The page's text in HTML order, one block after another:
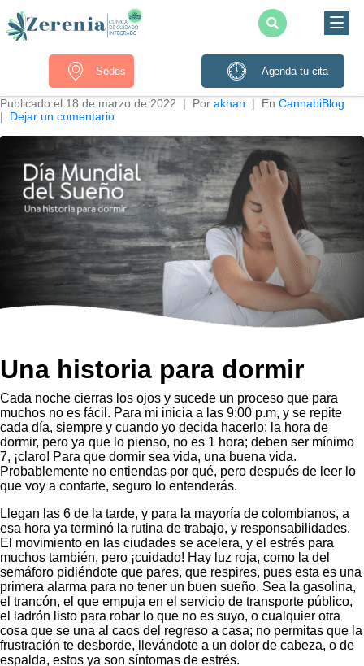
Sedes Agenda tu cita
Publicado el 18 de marzo de 2022 Por akhan En CannabiBlog
Dejar un comentario
Una historia para dormir
Cada noche cierras los ojos y sucede un proceso que para
muchos no es fácil. Para mi inicia a las 9:00 p.m, y se repite
cada día, siempre y cuando yo decida hacerlo: la hora de
dormir, pero ya que lo pienso, no es 1 hora; deben ser mínimo
7, ¡claro! Para que dormir sea vida, una buena vida.
Probablemente no entiendas por qué, pero después de leer lo
que voy a contarte, seguro lo entenderás.
Llegan las 6 de la tarde, y para la mayoría de colombianos, a
esa hora ya terminó la rutina de trabajo, y responsabilidades.
El movimiento en las ciudades se acelera, y el estrés para
muchos también, pero ¡cuidado! Hay luz roja, como la del
semáforo pidiéndote que pares, que respires, pues esta es una
primera alarma para no tener un buen sueño. Sea la gasolina,
el trancón, el que empuja en el servicio de transporte público,
el ladrón listo para robar lo que no es suyo, o cualquier otra
cosa que se una al caos del regreso a casa; no permitas que la
frustración te desborde, llevándote a un dolor de cabeza, o de
espalda, estos ya son síntomas de estrés.